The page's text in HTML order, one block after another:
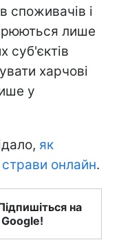
споживачів і
лише
суб'єктів
харчові
у
як
страви онлайн.
на